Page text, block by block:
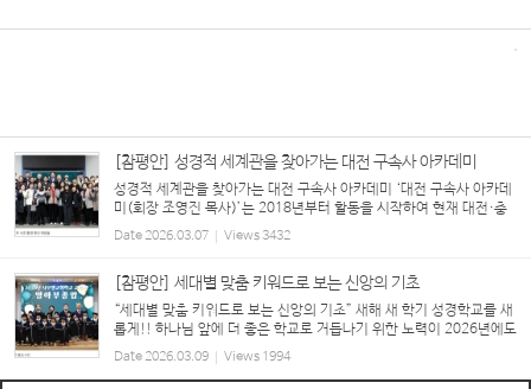
[참평안] 성경적 세계관을 찾아가는 대전 구속사 아카데미
성경적 세계관을 찾아가는 대전 구속사 아카데미 ‘대전 구속사 아카데
미(회장 조영진 목사)’는 2018년부터 활동을 시작하여 현재 대전·충
청권을 중심으로 다양한 교단과 교회 배경을 가진 80여 명의 목회자,
신학생, 평신도 리더, 성도들이 참여하...
Date2026.03.07 Views3432
[참평안] 세대별 맞춤 키워드로 보는 신앙의 기초
“세대별 맞춤 키워드로 보는 신앙의 기초” 새해 새 학기 성경학교를 새
롭게!! 하나님 앞에 더 좋은 학교로 거듭나기 위한 노력이 2026년에도
각급 성경학교별로 진행되고 있는 가운데, 이번 호는 영아부, 유치부,
유년부의 운영 방향과 비전을 소개한다. ...
Date2026.03.09 Views 1994